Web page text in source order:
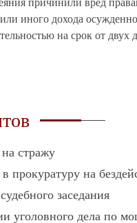
причинили вред
иного дохода
на срок от двух
стражу
на
заседания
уголовного дела по